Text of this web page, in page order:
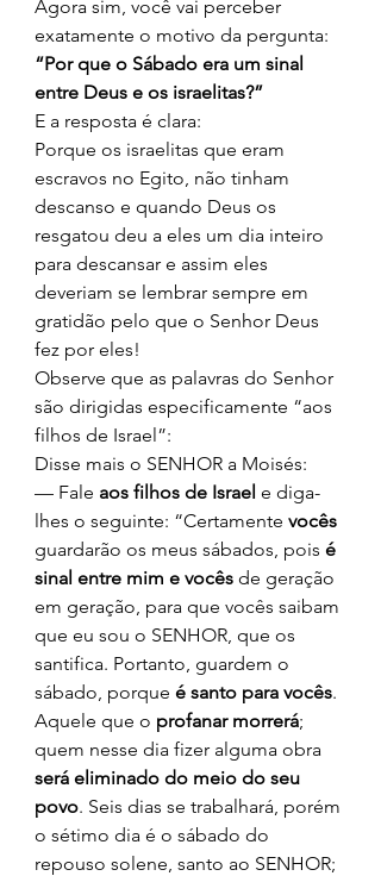
Agora sim, você vai perceber
exatamente o motivo da pergunta:
“Por que o Sábado era um sinal
entre Deus e os israelitas?”
E a resposta é clara:
Porque os israelitas que eram
escravos no Egito, não tinham
descanso e quando Deus os
resgatou deu a eles um dia inteiro
para descansar e assim eles
deveriam se lembrar sempre em
gratidão pelo que o Senhor Deus
fez por eles!
Observe que as palavras do Senhor
são dirigidas especificamente “aos
filhos de Israel”:
Disse mais o SENHOR a Moisés:
— Fale aos filhos de Israel e diga-
lhes o seguinte: “Certamente vocês
guardarão os meus sábados, pois é
sinal entre mim e vocês de geração
em geração, para que vocês saibam
que eu sou o SENHOR, que os
santifica. Portanto, guardem o
sábado, porque é santo para vocês.
Aquele que o profanar morrerá;
quem nesse dia fizer alguma obra
será eliminado do meio do seu
povo. Seis dias se trabalhará, porém
o sétimo dia é o sábado do
repouso solene, santo ao SENHOR;